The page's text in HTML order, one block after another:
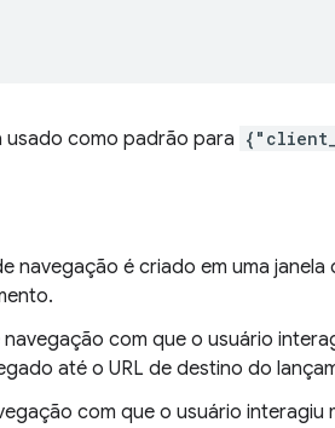
usado como padrão para
navegação é criado em uma janela
com que o usuário
até o URL de destino do
com que o usuário interagiu